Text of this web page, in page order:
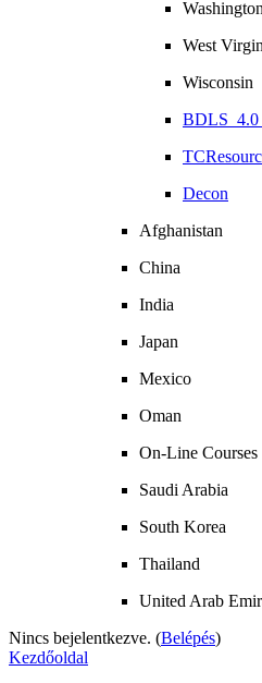
Washington
West
Wisconsin
Decon
Afghanistan
China
India
Japan
Mexico
Oman
On-Line Courses
Saudi Arabia
South Korea
Thailand
United Arab
Nincs bejelentkezve. (Belépés)
Kezdőoldal